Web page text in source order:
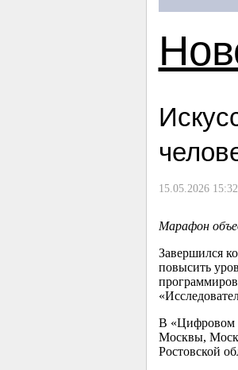
15.05.2026 15:32
Марафон
Завершился
повысить
В «Цифровом
Москвы,
Ростовской